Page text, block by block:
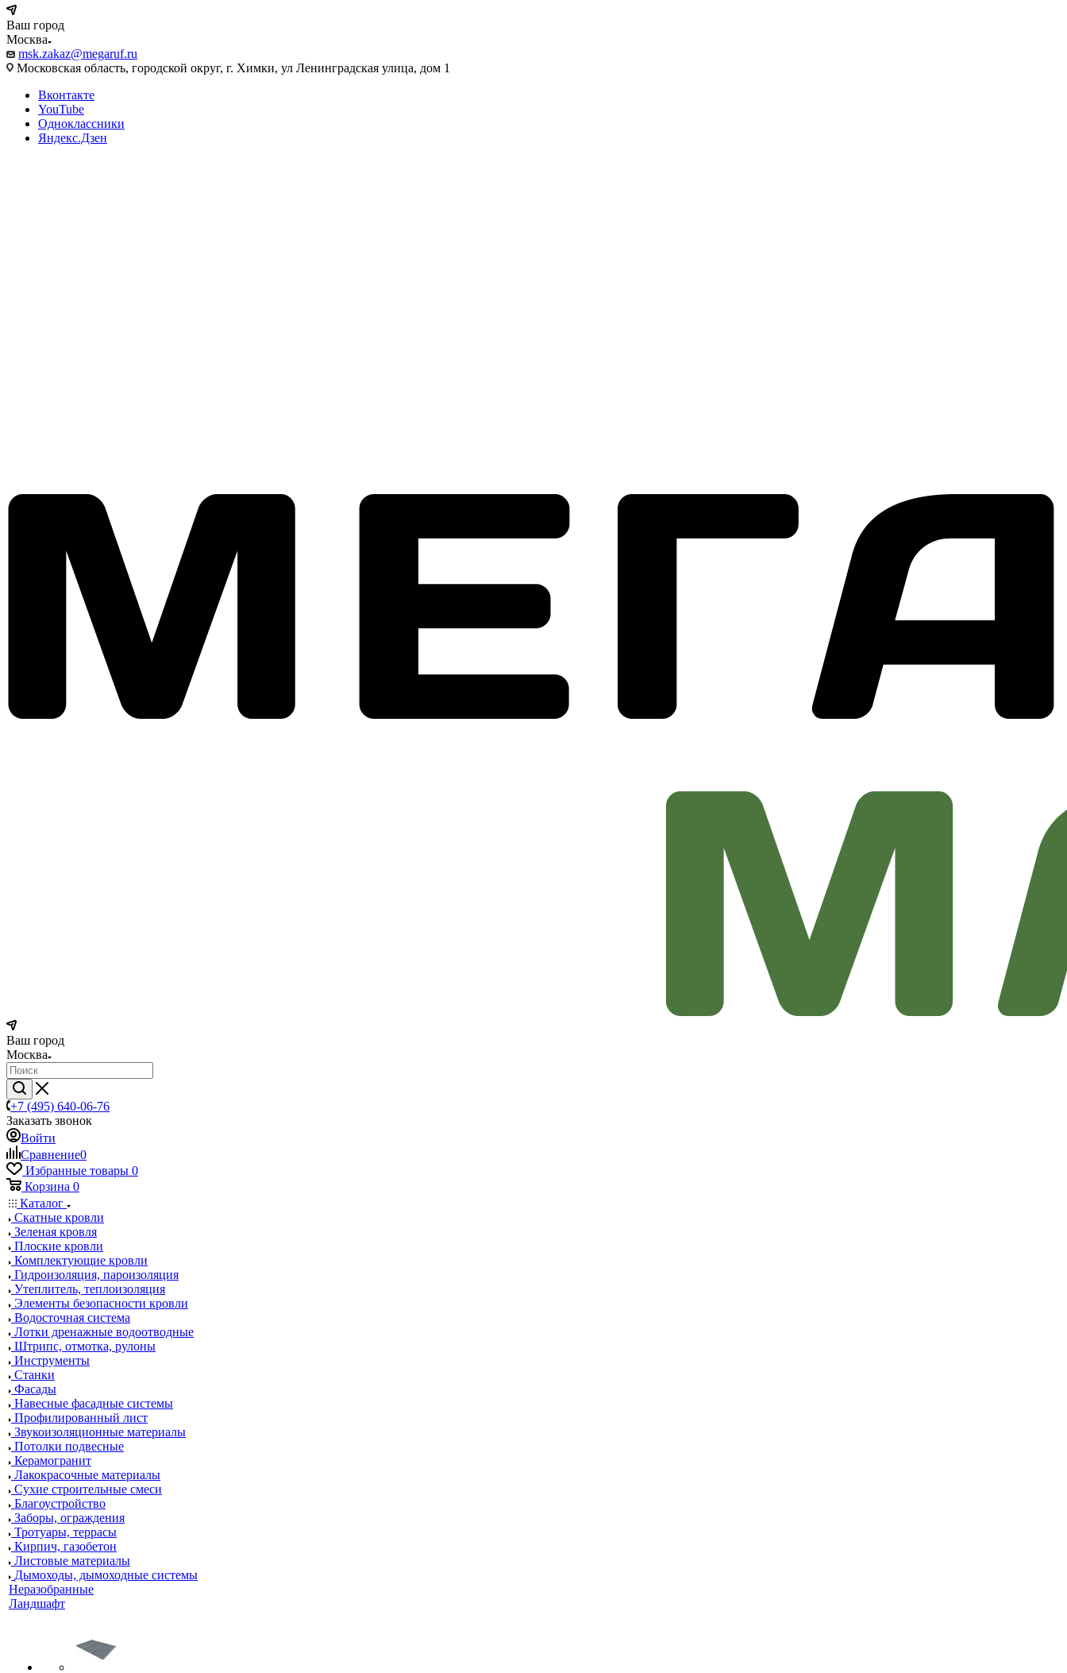
Ваш город
Москва
msk.zakaz@megaruf.ru
Московская область, городской округ, г. Химки, ул Ленинградская улица, дом 1
Вконтакте
YouTube
Одноклассники
Яндекс.Дзен
Ваш город
Москва
+7 (495) 640-06-76
Заказать звонок
Войти
Сравнение0
Избранные товары 0
Корзина 0
Каталог
Скатные кровли
Зеленая кровля
Плоские кровли
Комплектующие кровли
Гидроизоляция, пароизоляция
Утеплитель, теплоизоляция
Элементы безопасности кровли
Водосточная система
Лотки дренажные водоотводные
Штрипс, отмотка, рулоны
Инструменты
Станки
Фасады
Навесные фасадные системы
Профилированный лист
Звукоизоляционные материалы
Потолки подвесные
Керамогранит
Лакокрасочные материалы
Сухие строительные смеси
Благоустройство
Заборы, ограждения
Тротуары, террасы
Кирпич, газобетон
Листовые материалы
Дымоходы, дымоходные системы
Неразобранные
Ландшафт